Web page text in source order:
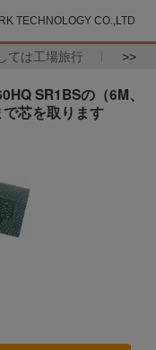
TECHNOLOGY CO.,LTD
ては工場旅行 >>
SR1BSの（6M、
芯を取ります